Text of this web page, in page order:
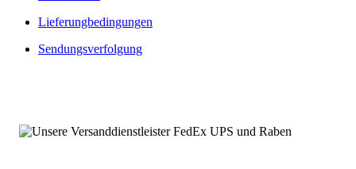
Austauschleistungen:
Umfangreich getestet und geprüft
Angebot von Neuteilen
Über 100.000 Baugruppen sofort verfügbar
Lieferungbedingungen
Sendungsverfolgung